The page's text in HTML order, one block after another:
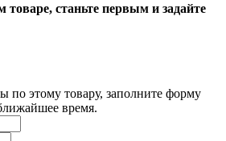
товаре, станьте первым и задайте
по этому товару, заполните форму
время.